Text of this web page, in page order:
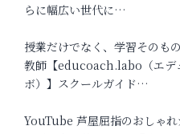
らに幅広い世代に…
授業だけでなく、学習そのも
教師【educoach.labo（エデ
ボ）】スクールガイド…
YouTube 芦屋屈指のおしゃれ